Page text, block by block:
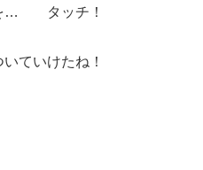
を… タッチ！
ていけたね！